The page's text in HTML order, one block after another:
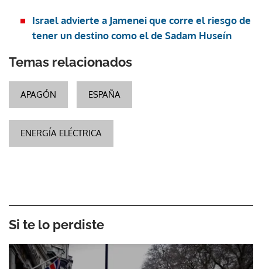
Israel advierte a Jamenei que corre el riesgo de
tener un destino como el de Sadam Huseín
Temas relacionados
APAGÓN ESPAÑA
ENERGÍA ELÉCTRICA
Si te lo perdiste